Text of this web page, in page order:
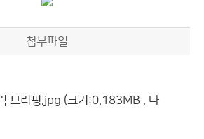
첨부파일
브리핑.jpg (크기:0.183MB , 다